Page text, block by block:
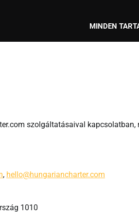
MINDEN
szolgáltatásaival
, hello@hungariancharter.com
1010